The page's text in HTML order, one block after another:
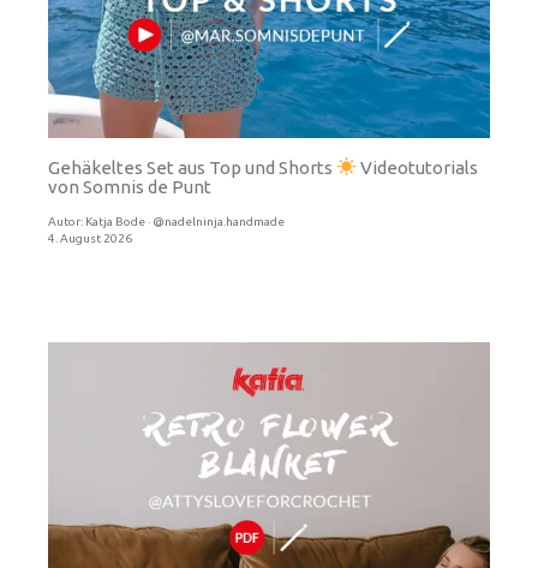
Gehäkeltes Set aus Top und Shorts
Videotutorials
von Somnis de Punt
Autor: Katja Bode · @nadelninja.handmade
4. August 2026